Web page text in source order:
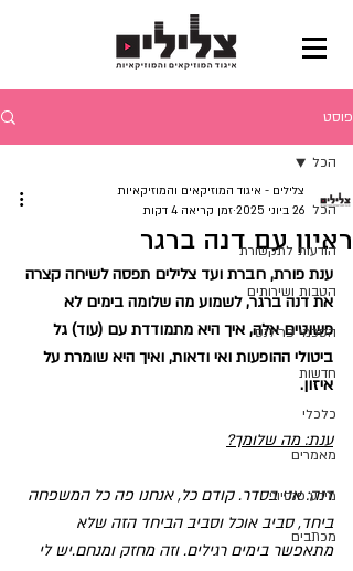
פוסט
הכל
הודעות לתקשורת
הטבות ושירותים
הסכמי פרילנס
חדשות
כלכלי
מאמרים
מידע פנסיוני
מכתבים
הכל
ראיון עם דנה ברגר
צלילים - איגוד המוזיקאים והמוזיקאיות
26 ביוני 2025
זמן קריאה 4 דקות
ענת פורת, חברת ועד צלילים תפסה לשיחה קצרה
את דנה ברגר, לשמוע מה שלומה בימים לא
פשוטים אלה, איך היא מתמודדת עם (עוד) גל
ביטולי ההופעות ואי ודאות, ואיך היא שומרת על
איזון.
ענת: מה שלומך?
דנה: אני בסדר. קודם כל, אנחנו פה כל המשפחה
ביחד, סביב אוכל וסביב הביחד הזה שלא
מתאפשר בימים רגילים. וזה מחזק ומנחם.יש לי